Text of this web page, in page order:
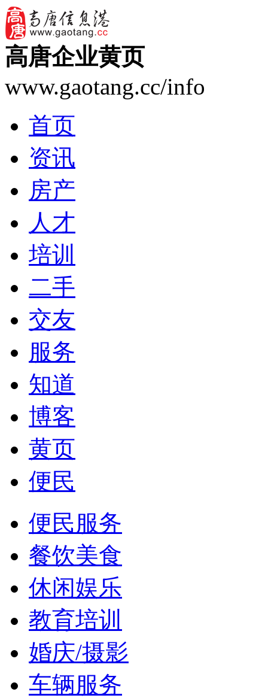
高唐企业黄页
www.gaotang.cc/info
首页
资讯
房产
人才
培训
二手
交友
服务
知道
博客
黄页
便民
便民服务
餐饮美食
休闲娱乐
教育培训
婚庆/摄影
车辆服务